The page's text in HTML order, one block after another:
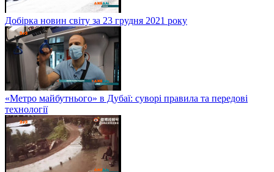
Добірка новин світу за 23 грудня 2021 року
«Метро майбутнього» в Дубаї: суворі правила та передові
технології